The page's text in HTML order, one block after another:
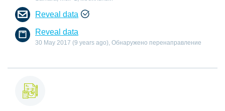
Reveal data
Reveal data
30 May 2017 (9 years ago), Обнаружено перенаправление